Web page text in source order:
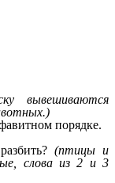
вывешиваются
порядке.
(птицы и
слова из 2 и 3